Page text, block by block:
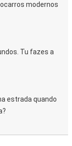
modernos
Tu fazes a
estrada quando